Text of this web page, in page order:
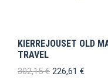
KIERREJOUSET OLD
TRAVEL
302,15€ Alkuperäinen
226,61 €